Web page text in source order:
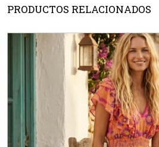
PRODUCTOS RELACIONADOS